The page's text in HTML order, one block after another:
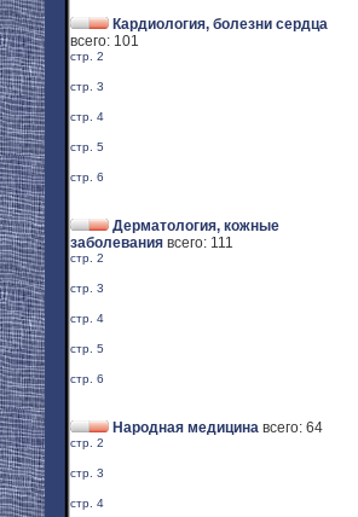
Кардиология, болезни сердца
всего: 101
стр. 2
стр. 3
стр. 4
стр. 5
стр. 6
Дерматология, кожные
заболевания всего: 111
стр. 2
стр. 3
стр. 4
стр. 5
стр. 6
Народная медицина всего: 64
стр. 2
стр. 3
стр. 4